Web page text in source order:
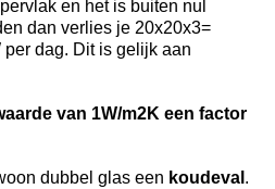
en het is buiten nul
dan verlies je 20x20x3=
dag. Dit is gelijk aan
van 1W/m2K een factor
dubbel glas een koudeval .